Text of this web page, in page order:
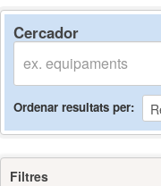
Cercador
Ordenar resultats per
Filtres